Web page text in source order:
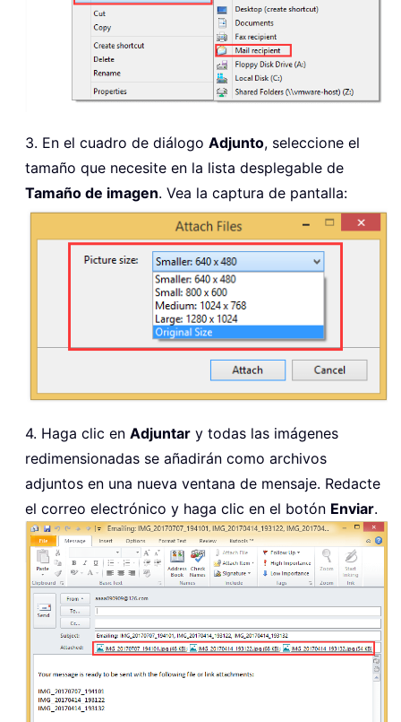
3. En el cuadro de diálogo Adjunto, seleccione el
tamaño que necesite en la lista desplegable de
Tamaño de imagen. Vea la captura de pantalla:
4. Haga clic en Adjuntar y todas las imágenes
redimensionadas se añadirán como archivos
adjuntos en una nueva ventana de mensaje. Redacte
el correo electrónico y haga clic en el botón Enviar.